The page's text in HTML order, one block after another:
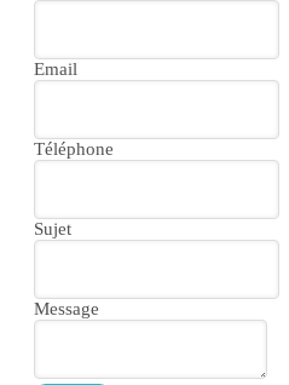
Email
Téléphone
Sujet
Message